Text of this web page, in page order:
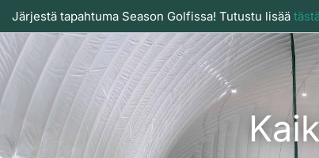
Järjestä tapahtuma Season Golfissa! Tutustu lisää